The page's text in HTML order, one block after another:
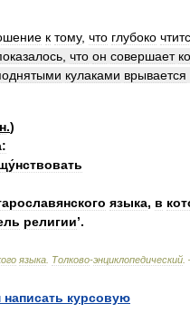
к тому, что глубоко
что он совершает
кулаками врывается
.)
языка, в
религии’.
языка Толково-энциклопедический
курсовую